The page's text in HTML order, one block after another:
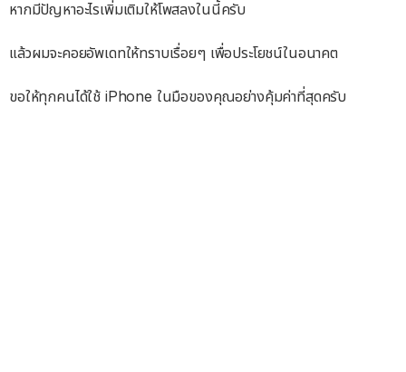
หากมีปัญหาอะไรเพิ่มเติมให้โพสลงในนี้ครับ
แล้วผมจะคอยอัพเดทให้ทราบเรื่อยๆ เพื่อประโยชน์ในอนาคต
ขอให้ทุกคนได้ใช้ iPhone ในมือของคุณอย่างคุ้มค่าที่สุดครับ